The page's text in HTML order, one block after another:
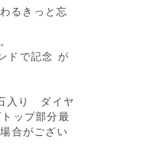
るきっと忘
ドで記念 が
入り ダイヤ
ップ部分最
合がござい